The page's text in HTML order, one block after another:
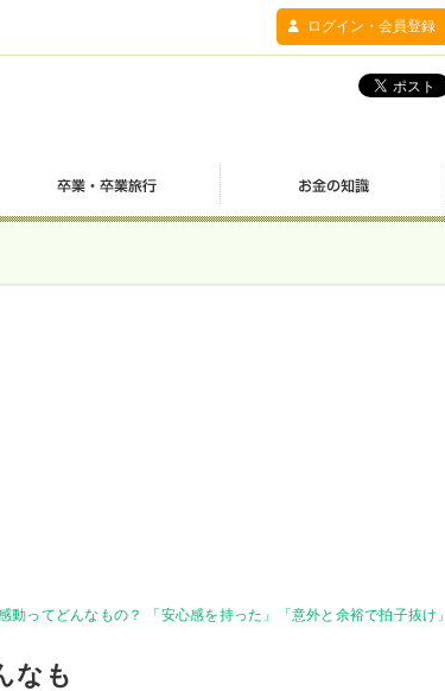
ログイン・会員登録
ってどんなもの？ 「安心感を持った」「意外と余裕で拍子抜け」
なも